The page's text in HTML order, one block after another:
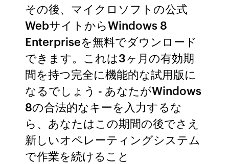
その後、マイクロソフトの公式
WebサイトからWindows 8
Enterpriseを無料でダウンロード
できます。これは3ヶ月の有効期
間を持つ完全に機能的な試用版に
なるでしょう - あなたがWindows
8の合法的なキーを入力するな
ら、あなたはこの期間の後でさえ
新しいオペレーティングシステム
で作業を続けること